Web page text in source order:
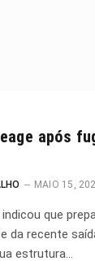
após
MAIO 15,
indicou que
da recente
estrutura…